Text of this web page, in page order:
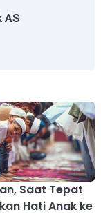
AS
Saat Tepat
Hati Anak ke